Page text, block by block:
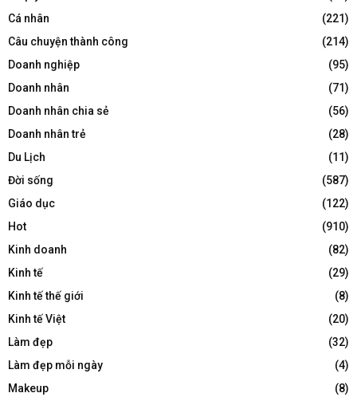
Cá nhân
(221)
Câu chuyện thành công
(214)
Doanh nghiệp
(95)
Doanh nhân
(71)
Doanh nhân chia sẻ
(56)
Doanh nhân trẻ
(28)
Du Lịch
(11)
Đời sống
(587)
Giáo dục
(122)
Hot
(910)
Kinh doanh
(82)
Kinh tế
(29)
Kinh tế thế giới
(8)
Kinh tế Việt
(20)
Làm đẹp
(32)
Làm đẹp mỗi ngày
(4)
Makeup
(8)